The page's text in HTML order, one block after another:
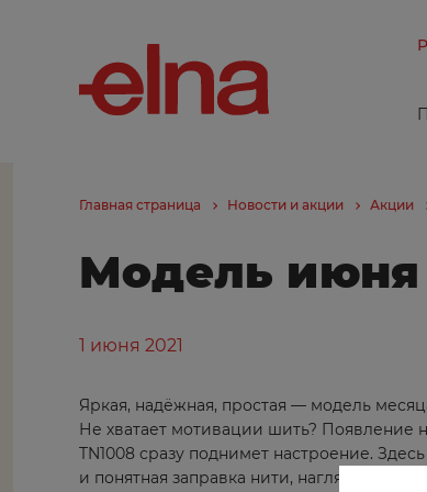
Главная страница Новости и акции Акции
Модель июня
1 июня 2021
Яркая, надёжная, простая — модель
Не хватает мотивации шить? Появление
TN1008 сразу поднимет настроение.
и понятная заправка нити, наглядная